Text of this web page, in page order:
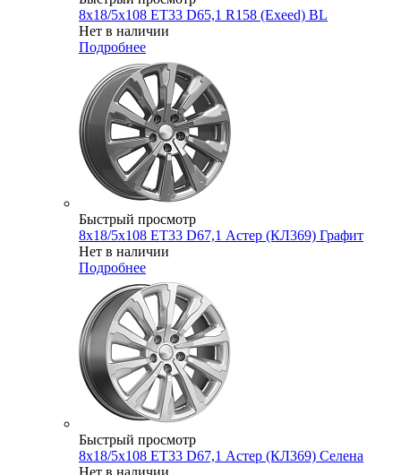
8x18/5x108 ET33 D65,1 R158 (Exeed) BL
Нет в наличии
Подробнее
Быстрый просмотр
8x18/5x108 ET33 D67,1 Астер (КЛ369) Графит
Нет в наличии
Подробнее
Быстрый просмотр
8x18/5x108 ET33 D67,1 Астер (КЛ369) Селена